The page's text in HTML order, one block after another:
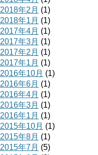
2018年2月 (1)
2018年1月 (1)
2017年4月 (1)
2017年3月 (1)
2017年2月 (1)
2017年1月 (1)
2016年10月 (1)
2016年6月 (1)
2016年4月 (1)
2016年3月 (1)
2016年1月 (1)
2015年10月 (1)
2015年8月 (1)
2015年7月 (5)